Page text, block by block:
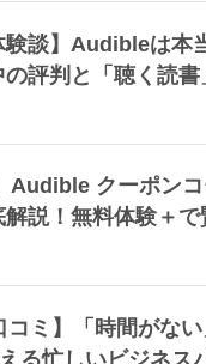
験談】Audibleは本
評判と「聴く読書
Audible クーポン
説！無料体験＋
コミ】「時間がな